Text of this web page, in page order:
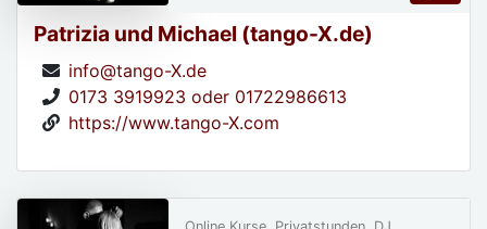
Patrizia und Michael (tango-X.de)
info@tango-X.de
0173 3919923 oder 01722986613
https://www.tango-X.com